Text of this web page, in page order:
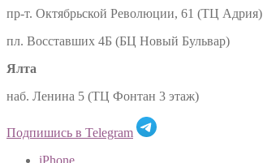
пр-т. Октябрьской Революции, 61 (ТЦ Адрия)
пл. Восставших 4Б (БЦ Новый Бульвар)
Ялта
наб. Ленина 5 (ТЦ Фонтан 3 этаж)
Подпишись в Telegram
iPhone